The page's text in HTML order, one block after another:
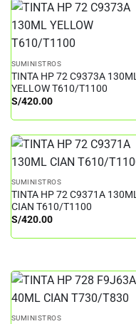
SUMINISTROS
TINTA HP 72 C9373A 130ML
YELLOW T610/T1100
S/420.00
SUMINISTROS
TINTA HP 72 C9371A 130ML
CIAN T610/T1100
S/420.00
SUMINISTROS